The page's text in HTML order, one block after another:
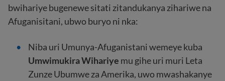
bwihariye bugenewe sitati zitandukanya zihariwe na
Afuganisitani, ubwo buryo ni nka:
Niba uri Umunya-Afuganistani wemeye kuba
Umwimukira Wihariye mu gihe uri muri Leta
Zunze Ubumwe za Amerika, uwo mwashakanye